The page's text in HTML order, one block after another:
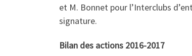
et M. Bonnet pour l’Interclubs
signature.
Bilan des actions 2016-2017